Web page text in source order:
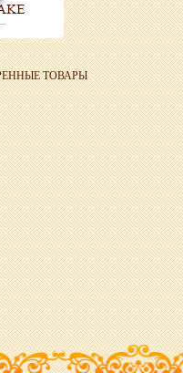
ТОВАРЫ